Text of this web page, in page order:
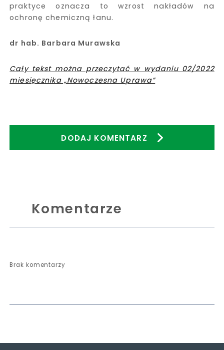
praktyce oznacza to wzrost nakładów na
ochronę chemiczną łanu.
dr hab. Barbara Murawska
Cały tekst można przeczytać w wydaniu 02/2022
miesięcznika „Nowoczesna Uprawa”
DODAJ KOMENTARZ
Komentarze
Brak komentarzy